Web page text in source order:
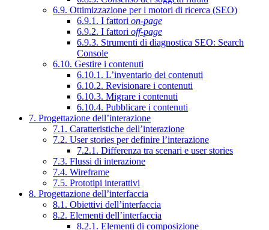
6.9. Ottimizzazione per i motori di ricerca (SEO)
6.9.1. I fattori on-page
6.9.2. I fattori off-page
6.9.3. Strumenti di diagnostica SEO: Search
Console
6.10. Gestire i contenuti
6.10.1. L’inventario dei contenuti
6.10.2. Revisionare i contenuti
6.10.3. Migrare i contenuti
6.10.4. Pubblicare i contenuti
7. Progettazione dell’interazione
7.1. Caratteristiche dell’interazione
7.2. User stories per definire l’interazione
7.2.1. Differenza tra scenari e user stories
7.3. Flussi di interazione
7.4. Wireframe
7.5. Prototipi interattivi
8. Progettazione dell’interfaccia
8.1. Obiettivi dell’interfaccia
8.2. Elementi dell’interfaccia
8.2.1. Elementi di composizione